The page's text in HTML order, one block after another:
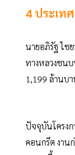
4 ประเทศ
นายอภิรัฐ ไช
ทางหลวงชนบ
1,199 ล้านบ
ปัจจุบันโครงก
คอนกรีต งาน